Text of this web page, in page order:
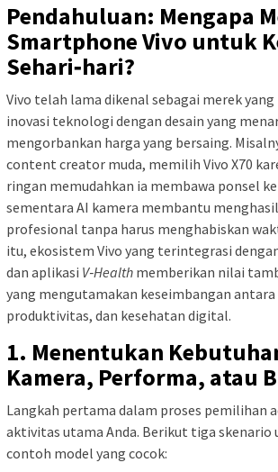
Pendahuluan: Mengapa
Smartphone Vivo untuk
Sehari‑hari?
Vivo telah lama dikenal sebagai merek
inovasi teknologi dengan desain yang
mengorbankan harga yang bersaing.
content creator muda, memilih Vivo X70
ringan memudahkan ia membawa ponsel
sementara AI kamera membantu
profesional tanpa harus menghabiskan
itu, ekosistem Vivo yang terintegrasi
dan aplikasi V‑Health memberikan nilai
yang mengutamakan keseimbangan
produktivitas, dan kesehatan digital.
1. Menentukan
Kamera, Performa, atau
Langkah pertama dalam proses pemilihan
aktivitas utama Anda. Berikut tiga skenario
contoh model yang cocok: